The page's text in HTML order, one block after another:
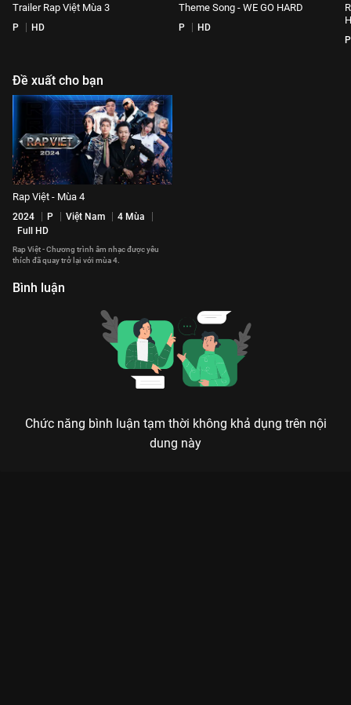
Trailer Rap Việt Mùa 3
P HD
Theme Song - WE GO HARD
P HD
P
Đề xuất cho bạn
Rap Việt - Mùa 4
2024 P Việt Nam
4 Mùa
Full HD
Rap Việt - Chương trình âm nhạc được yêu
thích đã quay trở lại với mùa 4.
Bình luận
Chức năng bình luận tạm thời không khả dụng trên nội
dung này